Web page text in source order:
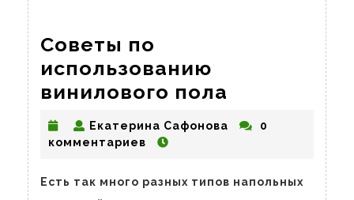
Советы по
использованию
винилового пола
пола
Екатерина Сафонова Екатерина
0
комментариев
Есть так много разных типов напольных